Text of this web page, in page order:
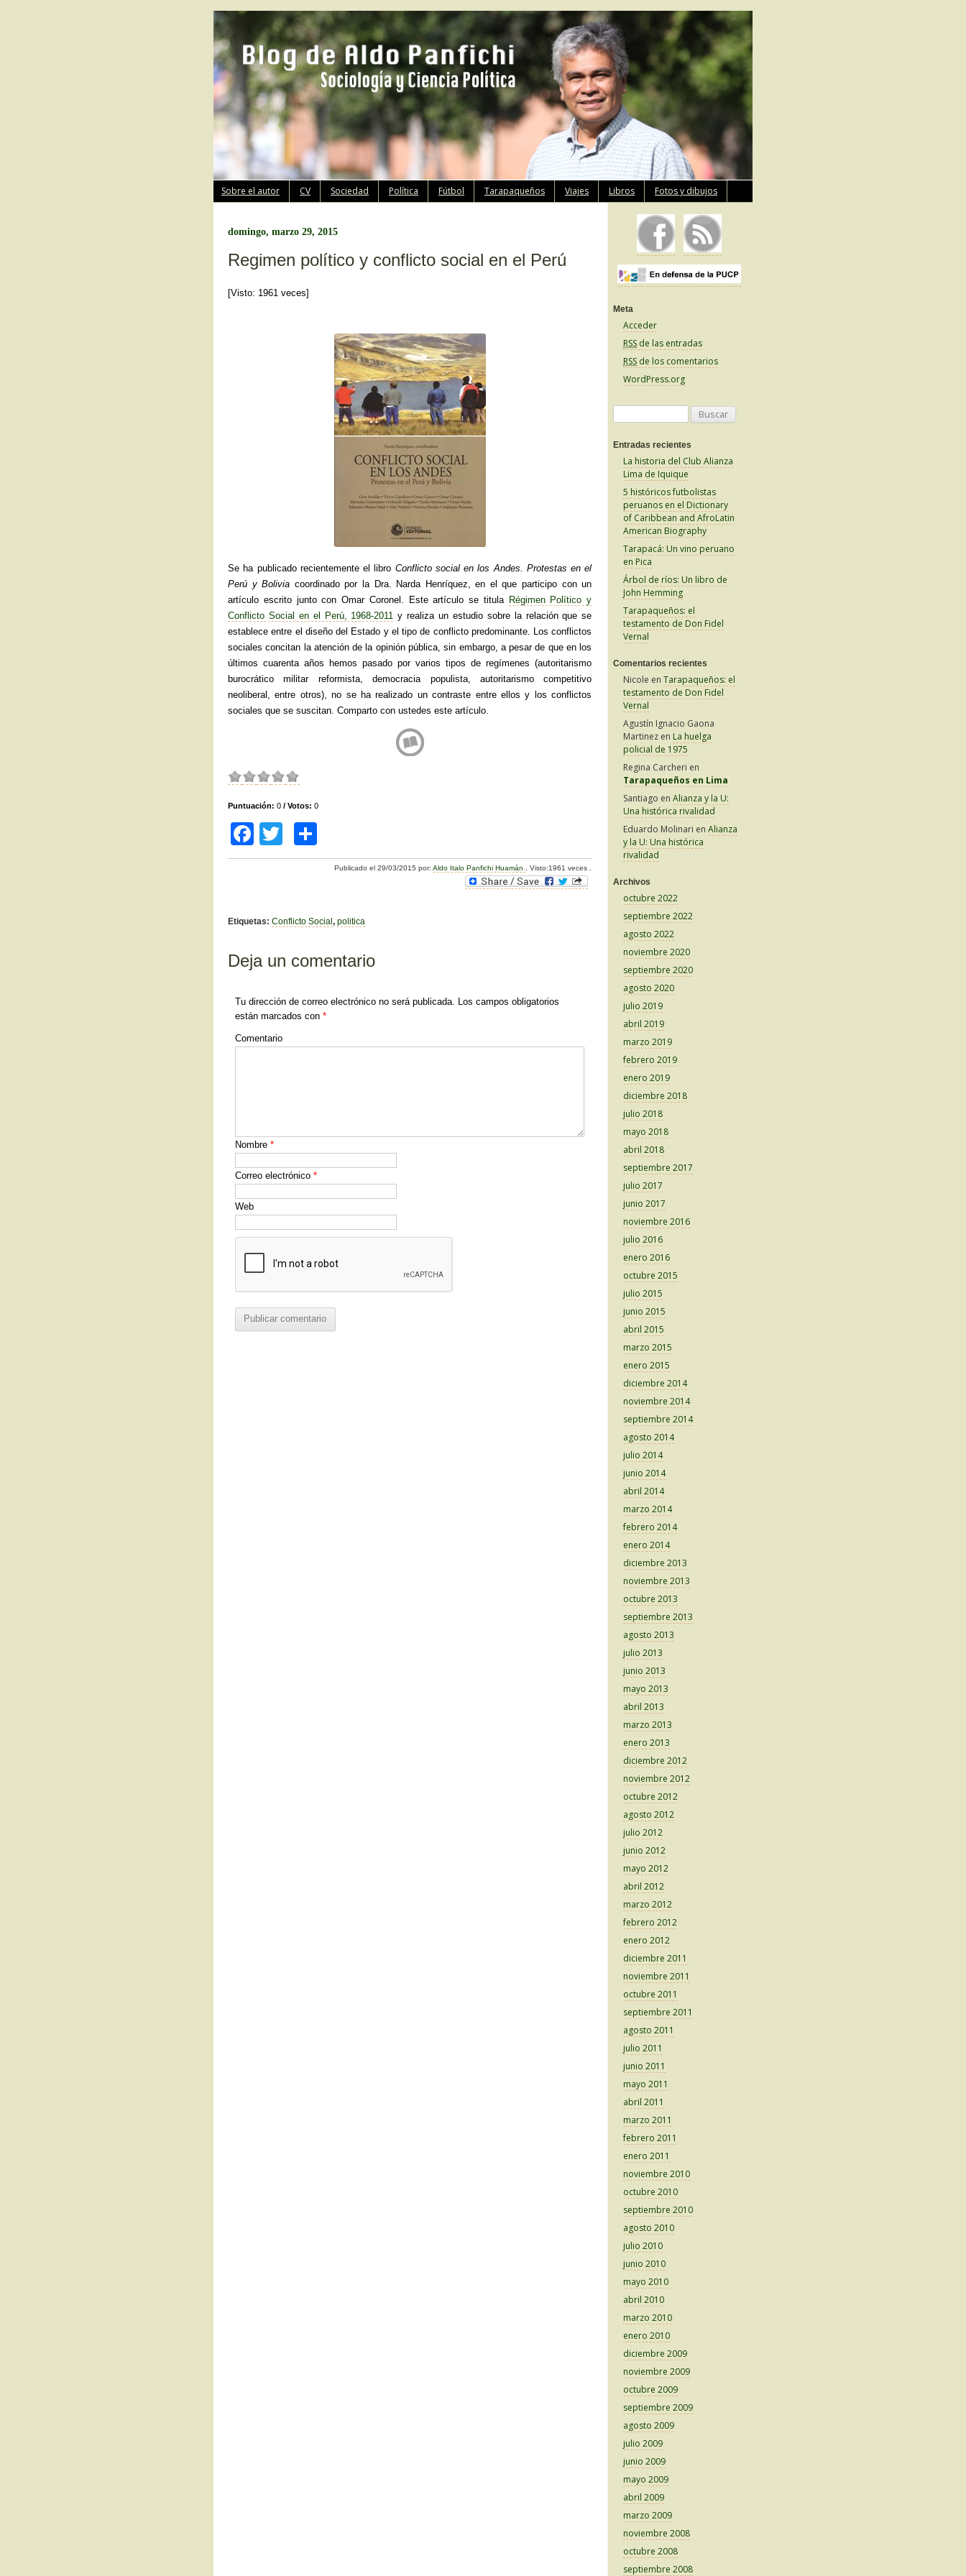
Ir
al
contenido
Sobre el autor CV Sociedad Política Fútbol Tarapaqueños Viajes Libros Fotos y dibujos
domingo, marzo 29, 2015
Regimen político y conflicto social en el Perú
[Visto: 1961 veces]
Se ha publicado recientemente el libro Conflicto social en los Andes. Protestas en el
Perú y Bolivia coordinado por la Dra. Narda Henríquez, en el que participo con un
artículo escrito junto con Omar Coronel. Este artículo se titula Régimen Político y
Conflicto Social en el Perú, 1968-2011 y realiza un estudio sobre la relación que se
establece entre el diseño del Estado y el tipo de conflicto predominante. Los conflictos
sociales concitan la atención de la opinión pública, sin embargo, a pesar de que en los
últimos cuarenta años hemos pasado por varios tipos de regímenes (autoritarismo
burocrático militar reformista, democracia populista, autoritarismo competitivo
neoliberal, entre otros), no se ha realizado un contraste entre ellos y los conflictos
sociales que se suscitan. Comparto con ustedes este artículo.
Puntuación: 0 / Votos: 0
F
a
b
o
k
wi o
ar
Publicado el29/03/2015 por:Aldo Italo Panfichi Huamán Visto:1961 veces
Etiquetas: Conflicto Social , politica
Deja un comentario
Tu dirección de correo electrónico no será publicada. Los campos obligatorios
están marcados con *
Comentario
Nombre *
Correo electrónico *
Web
Meta
Acceder
RSS de las entradas
RSS de los comentarios
WordPress.org
sEntradas recientes
La historia del Club Alianza
Lima de Iquique
5 históricos futbolistas
peruanos en el Dictionary
of Caribbean and AfroLatin
American Biography
Tarapacá: Un vino peruano
en Pica
Árbol de ríos: Un libro de
John Hemming
Tarapaqueños: el
testamento de Don Fidel
Vernal
Comentarios recientes
Nicole enTarapaqueños: el
testamento de Don Fidel
Vernal
Agustín Ignacio Gaona
Martinez en La huelga
policial de 1975
Regina Carcheri en
Tarapaqueños en Lima
Santiago enAlianza y la U:
Una histórica rivalidad
Eduardo Molinari enAlianza
y la U: Una histórica
rivalidad
Archivos
octubre 2022
septiembre 2022
agosto 2022
noviembre 2020
septiembre 2020
agosto 2020
julio 2019
abril 2019
marzo 2019
febrero 2019
enero 2019
diciembre 2018
julio 2018
mayo 2018
abril 2018
septiembre 2017
julio 2017
junio 2017
noviembre 2016
julio 2016
enero 2016
octubre 2015
julio 2015
junio 2015
abril 2015
marzo 2015
enero 2015
diciembre 2014
noviembre 2014
septiembre 2014
agosto 2014
julio 2014
junio 2014
abril 2014
marzo 2014
febrero 2014
enero 2014
diciembre 2013
noviembre 2013
octubre 2013
septiembre 2013
agosto 2013
julio 2013
junio 2013
mayo 2013
abril 2013
marzo 2013
enero 2013
diciembre 2012
noviembre 2012
octubre 2012
agosto 2012
julio 2012
junio 2012
mayo 2012
abril 2012
marzo 2012
febrero 2012
enero 2012
diciembre 2011
noviembre 2011
octubre 2011
septiembre 2011
agosto 2011
julio 2011
junio 2011
mayo 2011
abril 2011
marzo 2011
febrero 2011
enero 2011
noviembre 2010
octubre 2010
septiembre 2010
agosto 2010
julio 2010
junio 2010
mayo 2010
abril 2010
marzo 2010
enero 2010
diciembre 2009
noviembre 2009
octubre 2009
septiembre 2009
agosto 2009
julio 2009
junio 2009
mayo 2009
abril 2009
marzo 2009
noviembre 2008
octubre 2008
septiembre 2008